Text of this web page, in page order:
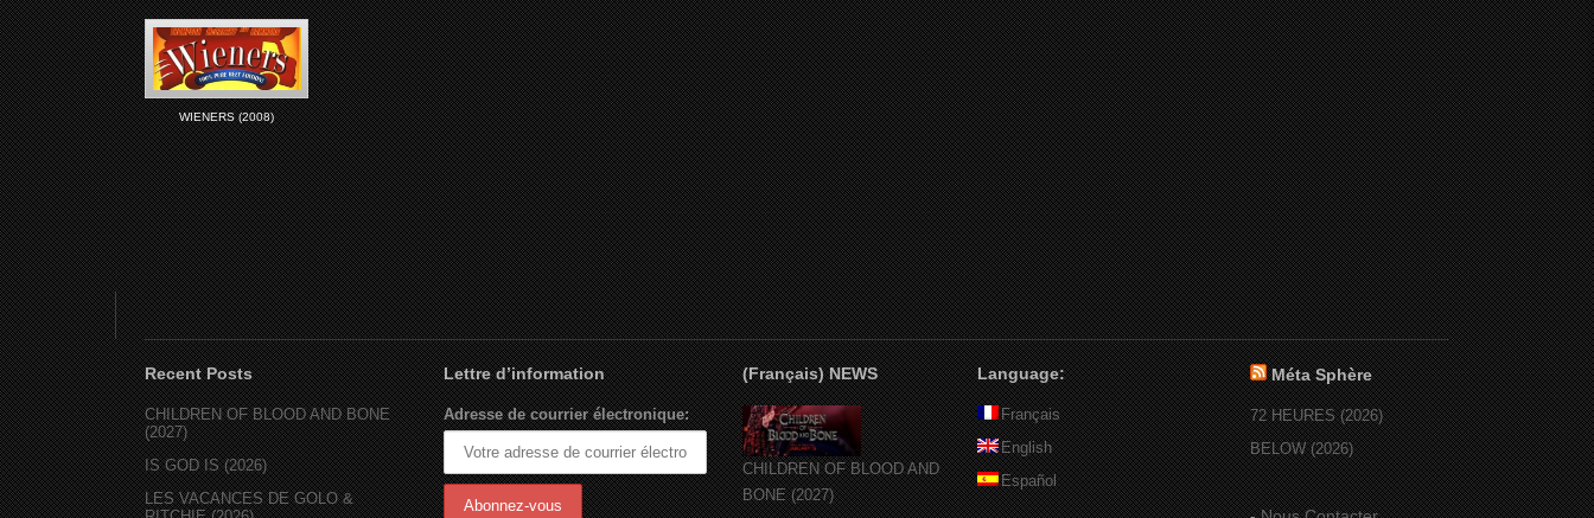
WIENERS (2008)
Recent Posts
CHILDREN OF BLOOD AND BONE
(2027)
IS GOD IS (2026)
LES VACANCES DE GOLO &
Lettre d’information
Adresse de courrier électronique:
(Français) NEWS
CHILDREN OF BLOOD AND
BONE (2027)
Language:
Français
English
Español
Méta Sphère
72 HEURES (2026)
BELOW (2026)